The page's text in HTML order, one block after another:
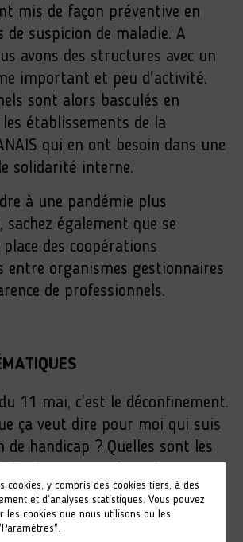
mis de façon préventive en
de suspicion de maladie. A
avons des structures avec un
important et peu d'activité.
sont alors basculés en
établissements de la
qui en ont besoin dans une
solidarité interne.
à une pandémie plus
également que se
des coopérations
entre organismes gestionnaires
de professionnels.
11 mai, c’est le déconfinement.
ça veut dire pour moi qui suis
de handicap ? Quelles sont les
ici.
cookies, y compris des cookies tiers, à des
et d’analyses statistiques. Vous pouvez
les cookies que nous utilisons ou les